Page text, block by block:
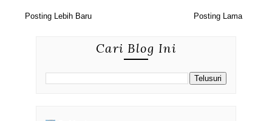
Posting Lebih Baru Posting Lama
Cari Blog Ini